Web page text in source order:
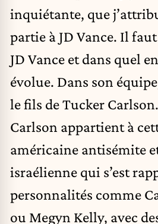
inquiétante, que
partie à JD Vance. Il
JD Vance et dans quel
évolue. Dans son
le fils de Tucker
Carlson appartient à
américaine antisémite
israélienne qui s’est
personnalités comme
ou Megyn Kelly, avec